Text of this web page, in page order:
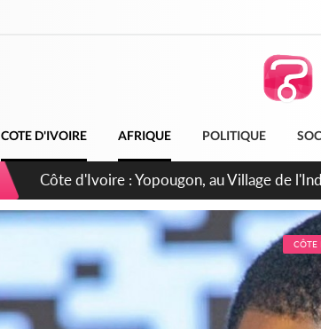
COTE D'IVOIRE AFRIQUE POLITIQUE
Côte d'Ivoire : CHU de Treichville, après la
direction sur les arriérés du SMIG 2023
CÔTE